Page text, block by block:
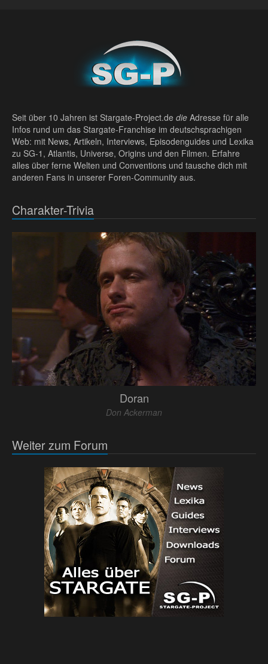
Seit über 10 Jahren ist Stargate-Project.de die Adresse für alle
Infos rund um das Stargate-Franchise im deutschsprachigen
Web: mit News, Artikeln, Interviews, Episodenguides und Lexika
zu SG-1, Atlantis, Universe, Origins und den Filmen. Erfahre
alles über ferne Welten und Conventions und tausche dich mit
anderen Fans in unserer Foren-Community aus.
Charakter-Trivia
Doran
Don Ackerman
Weiter zum Forum